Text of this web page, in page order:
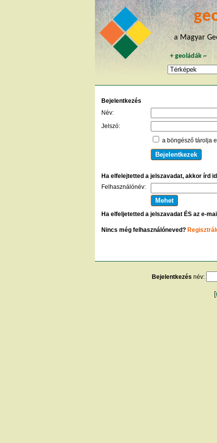
a Magyar
+geoládák ~
Bejelentkezés
Név:
Jelszó:
a böngésző tárolja
Ha elfelejtetted a jelszavadat, akkor írd
Felhasználónév:
Ha elfeljetetted a jelszavadat ÉS az e-
Nincs még felhasználóneved?
Bejelentkezés név: